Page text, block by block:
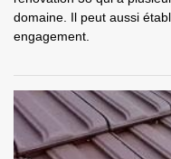
domaine. Il peut aussi
engagement.